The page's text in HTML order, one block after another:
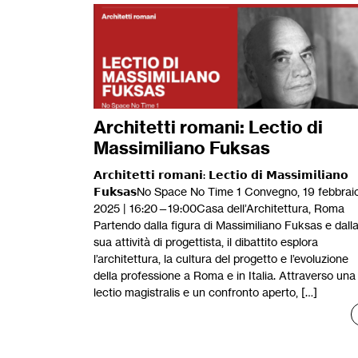
Architetti romani: Lectio di
Massimiliano Fuksas
𝗔𝗿𝗰𝗵𝗶𝘁𝗲𝘁𝘁𝗶 𝗿𝗼𝗺𝗮𝗻𝗶: 𝗟𝗲𝗰𝘁𝗶𝗼 𝗱𝗶 𝗠𝗮𝘀𝘀𝗶𝗺𝗶𝗹𝗶𝗮𝗻𝗼
𝗙𝘂𝗸𝘀𝗮𝘀No Space No Time 1 Convegno, 19
2025 | 16:20—19:00Casa dell’Architettura, Roma
Partendo dalla figura di Massimiliano Fuksas e dalla
sua attività di progettista, il dibattito esplora
l’architettura, la cultura del progetto e l’evoluzione
della professione a Roma e in Italia. Attraverso una
lectio magistralis e un confronto aperto, […]